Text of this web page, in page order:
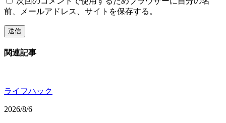
前、メールアドレス、サイトを保存する。
関連記事
ライフハック
2026/8/6